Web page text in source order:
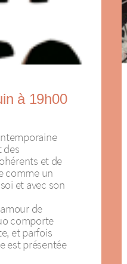
à 19h00
des
et de
comme un
et avec son
de
comporte
et parfois
est présentée